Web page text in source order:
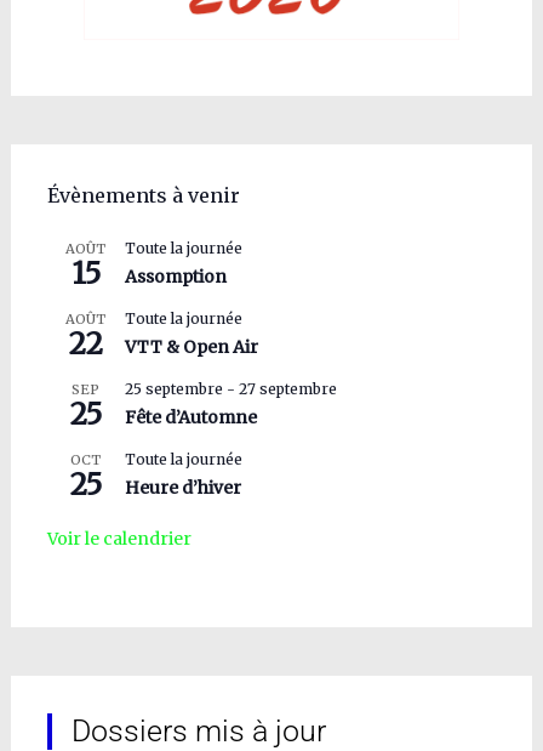
Évènements à venir
AOÛT
15
Toute la journée
Assomption
AOÛT
22
Toute la journée
VTT & Open Air
SEP
25
25 septembre - 27 septembre
Fête d’Automne
OCT
25
Toute la journée
Heure d’hiver
Voir le calendrier
Dossiers mis à jour